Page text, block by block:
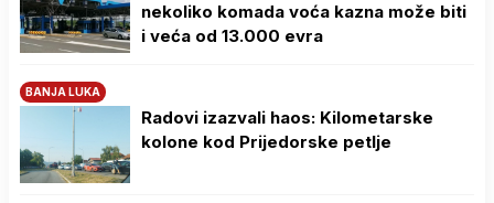
nekoliko komada voća kazna može biti
i veća od 13.000 evra
BANJA LUKA
Radovi izazvali haos: Kilometarske
kolone kod Prijedorske petlje